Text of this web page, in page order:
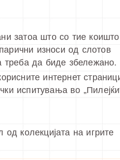
затоа што со тие коишто
износи од слотов
треба да биде збележано.
интернет
испитувања во
колекцијата на игрите